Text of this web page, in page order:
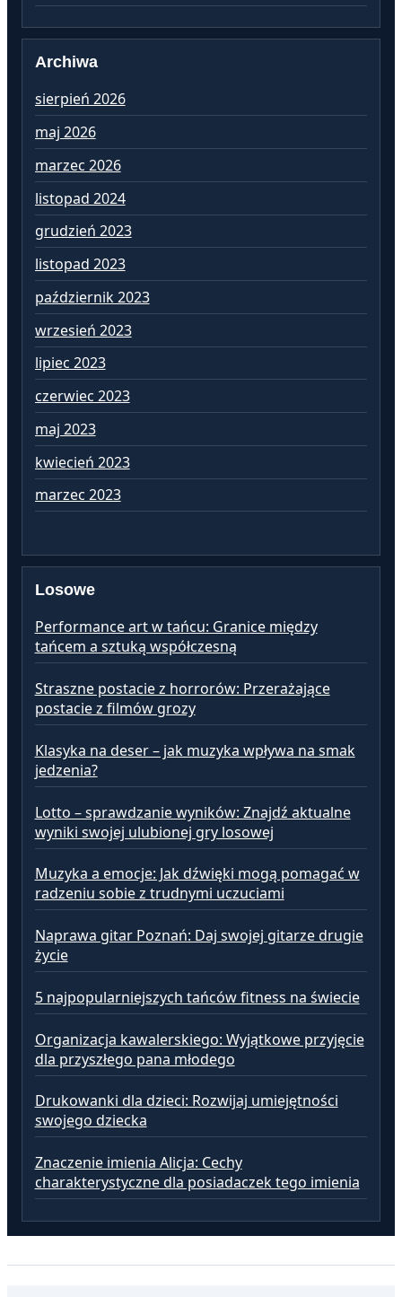
Archiwa
sierpień 2026
maj 2026
marzec 2026
listopad 2024
grudzień 2023
listopad 2023
październik 2023
wrzesień 2023
lipiec 2023
czerwiec 2023
maj 2023
kwiecień 2023
marzec 2023
Losowe
Performance art w tańcu: Granice między
tańcem a sztuką współczesną
Straszne postacie z horrorów: Przerażające
postacie z filmów grozy
Klasyka na deser – jak muzyka wpływa na smak
jedzenia?
Lotto – sprawdzanie wyników: Znajdź aktualne
wyniki swojej ulubionej gry losowej
Muzyka a emocje: Jak dźwięki mogą pomagać w
radzeniu sobie z trudnymi uczuciami
Naprawa gitar Poznań: Daj swojej gitarze drugie
życie
5 najpopularniejszych tańców fitness na świecie
Organizacja kawalerskiego: Wyjątkowe przyjęcie
dla przyszłego pana młodego
Drukowanki dla dzieci: Rozwijaj umiejętności
swojego dziecka
Znaczenie imienia Alicja: Cechy
charakterystyczne dla posiadaczek tego imienia